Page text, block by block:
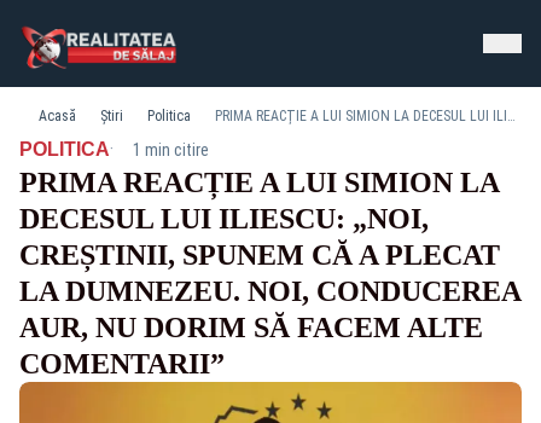
Acasă Știri Politica PRIMA REACȚIE A LUI SIMION LA DECESUL LUI ILIESCU: „NOI, CREȘTINII, SPUNEM CĂ A PLECAT LA DUMNEZEU. NOI, CONDUCEREA AUR, NU DORIM SĂ FACEM ALTE COMENTARII”
POLITICA· 1 min citire
PRIMA REACȚIE A LUI SIMION LA
DECESUL LUI ILIESCU: „NOI,
CREȘTINII, SPUNEM CĂ A PLECAT
LA DUMNEZEU. NOI, CONDUCEREA
AUR, NU DORIM SĂ FACEM ALTE
COMENTARII”